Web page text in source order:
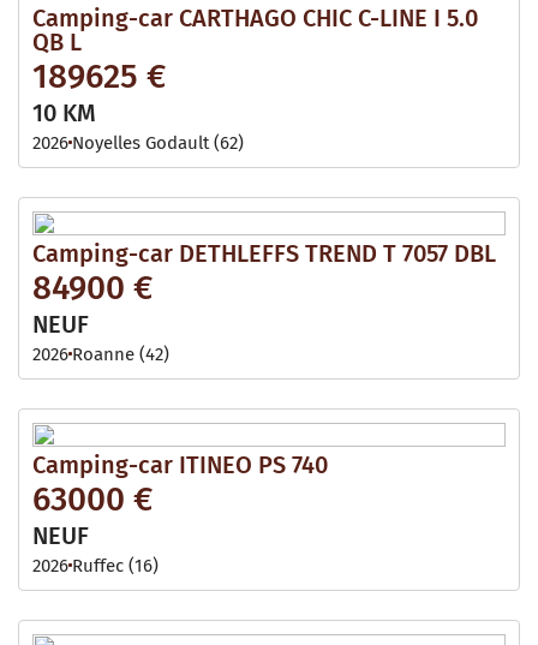
Camping-car CARTHAGO CHIC C-LINE I 5.0
QB L
189625 €
10 KM
2026 Noyelles Godault (62)
Camping-car DETHLEFFS TREND T 7057 DBL
84900 €
NEUF
2026 Roanne (42)
Camping-car ITINEO PS 740
63000 €
NEUF
2026 Ruffec (16)